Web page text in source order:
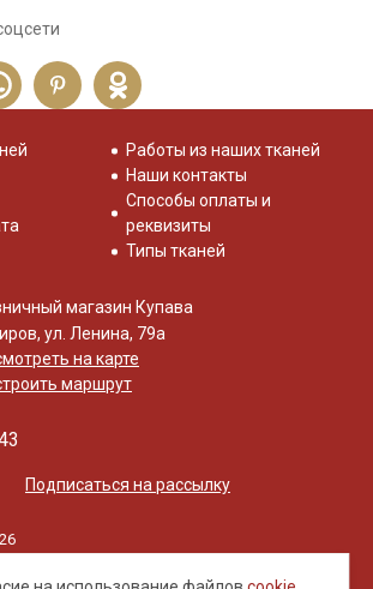
Работы из наших тканей
Наши контакты
Способы оплаты и
реквизиты
Типы тканей
магазин Купава
ул. Ленина, 79а
на карте
маршрут
Подписаться на рассылку
не является публичной